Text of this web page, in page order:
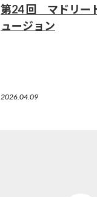
第24 回 マドリー
ュージョン
2026.04.09